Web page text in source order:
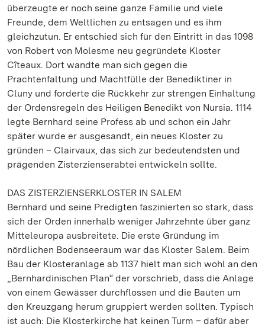
überzeugte er noch seine ganze Familie und viele
Freunde, dem Weltlichen zu entsagen und es ihm
gleichzutun. Er entschied sich für den Eintritt in das 1098
von Robert von Molesme neu gegründete Kloster
Cîteaux. Dort wandte man sich gegen die
Prachtenfaltung und Machtfülle der Benediktiner in
Cluny und forderte die Rückkehr zur strengen Einhaltung
der Ordensregeln des Heiligen Benedikt von Nursia. 1114
legte Bernhard seine Profess ab und schon ein Jahr
später wurde er ausgesandt, ein neues Kloster zu
gründen – Clairvaux, das sich zur bedeutendsten und
prägenden Zisterzienserabtei entwickeln sollte.
DAS ZISTERZIENSERKLOSTER IN SALEM
Bernhard und seine Predigten faszinierten so stark, dass
sich der Orden innerhalb weniger Jahrzehnte über ganz
Mitteleuropa ausbreitete. Die erste Gründung im
nördlichen Bodenseeraum war das Kloster Salem. Beim
Bau der Klosteranlage ab 1137 hielt man sich wohl an den
„Bernhardinischen Plan“ der vorschrieb, dass die Anlage
von einem Gewässer durchflossen und die Bauten um
den Kreuzgang herum gruppiert werden sollten. Typisch
ist auch: Die Klosterkirche hat keinen Turm – dafür aber